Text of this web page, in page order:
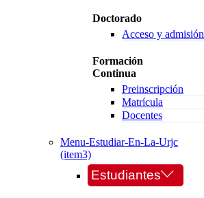
Doctorado
Acceso y admisión
Formación
Continua
Preinscripción
Matrícula
Docentes
Menu-Estudiar-En-La-Urjc
(item3)
Estudiantes